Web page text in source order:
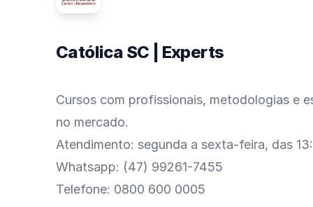
Católica SC | Experts
Cursos com profissionais, metodologias e
no mercado.
Atendimento: segunda a sexta-feira, das
Whatsapp: (47) 99261-7455
Telefone: 0800 600 0005